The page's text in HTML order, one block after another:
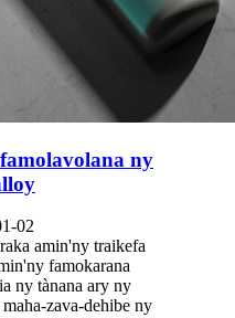
ny
02
amin'ny traikefa
famokarana
ny tànana ary ny
zava-dehibe ny